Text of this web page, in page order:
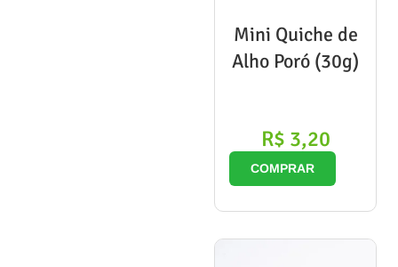
Mini Quiche de
Alho Poró (30g)
R$ 3,20
COMPRAR